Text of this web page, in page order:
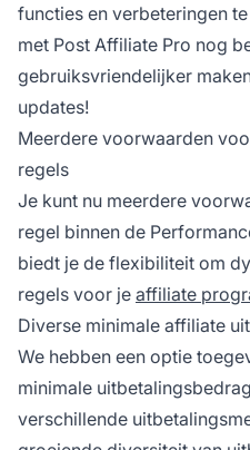
functies en verbeteringen
met Post Affiliate Pro nog
gebruiksvriendelijker
updates!
Meerdere voorwaarden
regels
Je kunt nu meerdere
regel binnen de
biedt je de flexibiliteit om
regels voor je affiliate
Diverse minimale affiliate
We hebben een optie
minimale
verschillende